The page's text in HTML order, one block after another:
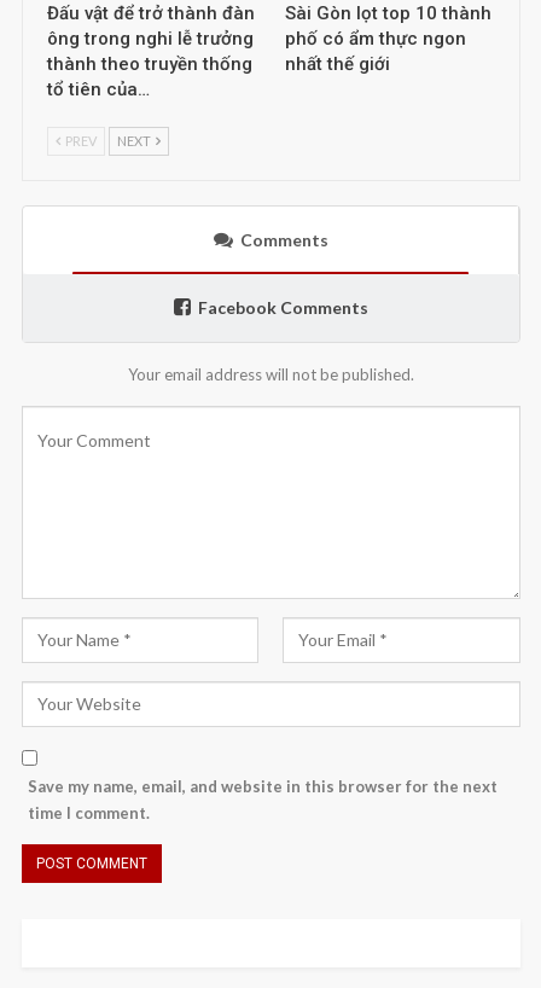
Đấu vật để trở thành đàn
ông trong nghi lễ trưởng
thành theo truyền thống
tổ tiên của…
Sài Gòn lọt top 10 thành
phố có ẩm thực ngon
nhất thế giới
PREV NEXT
Comments
Facebook Comments
Your email address will not be published.
Save my name, email, and website in this browser for the next
time I comment.